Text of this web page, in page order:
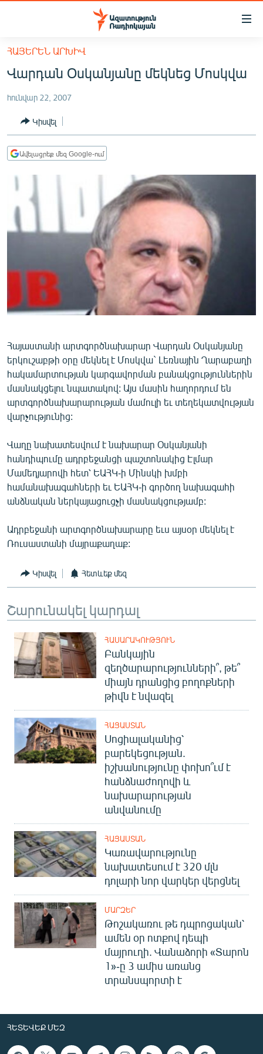
Մատչելիության
հիմնական
բովանդակությանը
հիմնական
մենյուին
Որոնում
ՀԱՅԱՍՏԱՆ
ՔԱՂԱՔԱԿԱՆ
ԸՆՏՐՈՒԹՅՈՒՆՆԵՐ 2026
ԻՐԱՎՈՒՆՔ
ՏՆՏԵՍՈՒԹՅՈՒՆ
ՂԱՐԱԲԱՂ
ՊԱՏԵՐԱԶՄԻ 6 ՇԱԲԱԹՆԵՐԸ
ՄԻՋԱԶԳԱՅԻՆ
ՄՇԱԿՈՒՅԹ
ՍՊՈՐՏ
ՏՏ ԵՒ ԻՆՏԵՐՆԵՏ
ԿՈՐՈՆԱՎԻՐՈՒՍ
ԱՐԽԻՎ
ՏԵՍԱՆՅՈՒԹԵՐ
ԲԱՆԱՎԵՃ
ՁԳՏԵԼՈՎ ԼԱՎԱԳՈՒՅՆԻՆ
ՓՈԴՔԱՍԹ
English
ՀԵՏԵՎԵՔ ՄԵԶ
«Ազատության» բոլոր կայքերը
ՀԱՅԵՐԵՆ ԱՐԽԻՎ
Վարդան Օսկանյանը մեկնեց Մոսկվա
հունվար 22, 2007
Կիսվել
Ավելացրեք մեզ Google-ում
Հայաստանի արտգործնախարար Վարդան Օսկանյանը
երկուշաբթի օրը մեկնել է Մոսկվա` Լեռնային Ղարաբաղի
հակամարտության կարգավորման բանակցություններին
մասնակցելու նպատակով: Այս մասին հաղորդում են
արտգործնախարարության մամուլի եւ տեղեկատվության
վարչությունից:
Վաղը նախատեսվում է նախարար Օսկանյանի
հանդիպումը ադրբեջանցի պաշտոնակից Էլմար
Մամեդյարովի հետ՝ ԵԱՀԿ-ի Մինսկի խմբի
համանախագահների եւ ԵԱՀԿ-ի գործող նախագահի
անձնական ներկայացուցչի մասնակցությամբ:
Ադրբեջանի արտգործնախարարը եւս այսօր մեկնել է
Ռուսաստանի մայրաքաղաք:
Կիսվել Հետևեք մեզ
Շարունակել կարդալ
ՀԱՍԱՐԱԿՈՒԹՅՈՒՆ
Բանկային
զեղծարարությունների՞, թե՞
միայն դրանցից բողոքների
թիվն է նվազել
ՀԱՅԱՍՏԱՆ
Սոցիալականից՝
բարեկեցության.
իշխանությունը փոխո՞ւմ է
հանձնաժողովի և
նախարարության
անվանումը
ՀԱՅԱՍՏԱՆ
Կառավարությունը
նախատեսում է 320 մլն
դոլարի նոր վարկեր վերցնել
ՄԱՐԶԵՐ
Թոշակառու թե դպրոցական՝
ամեն օր ոտքով դեպի
մայրուղի. Վանաձորի «Տարոն
1»-ը 3 ամիս առանց
տրանսպորտի է
ՀԵՏԵՎԵՔ ՄԵԶ